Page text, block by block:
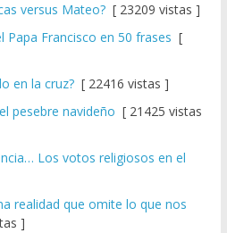
versus Mateo?[ 23209 vistas ]
Papa Francisco en 50 frases [
en la cruz?[ 22416 vistas ]
pesebre navideño [ 21425 vistas
Los votos religiosos en el
realidad que omite lo que nos
]